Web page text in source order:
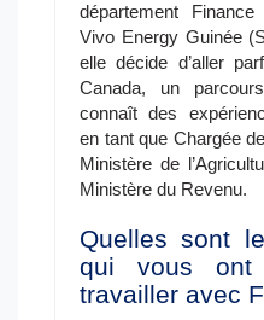
département
Vivo Energy Guinée
elle décide d’aller
Canada, un
connaît des
en tant que Chargée
Ministère de
Ministère du Revenu.
Quelles sont
qui vous ont
travailler avec